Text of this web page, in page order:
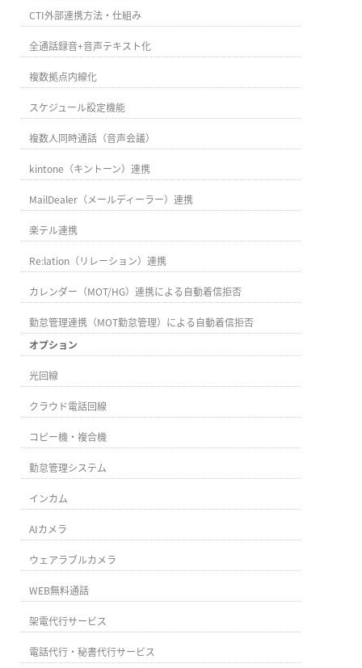
CTI外部連携方法・仕組み
全通話録音+音声テキスト化
複数拠点内線化
スケジュール設定機能
複数人同時通話（音声会議）
kintone（キントーン）連携
MailDealer（メールディーラー）連携
楽テル連携
Re:lation（リレーション）連携
カレンダー（MOT/HG）連携による自動着信拒否
勤怠管理連携（MOT勤怠管理）による自動着信拒否
オプション
光回線
クラウド電話回線
コピー機・複合機
勤怠管理システム
インカム
AIカメラ
ウェアラブルカメラ
WEB無料通話
架電代行サービス
電話代行・秘書代行サービス